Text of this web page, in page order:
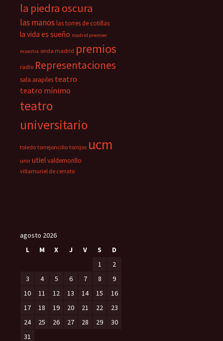
la piedra oscura
las manos las torres de cotillas
la vida es sueño madrid premier
muestra onda madrid premios
radio Representaciones
sala arapiles teatro
teatro mínimo
teatro
universitario
toledo torrejoncillo torrijos ucm
unir utielvaldemorillo
villamuriel de cerrato
agosto 2026
L
M X J V S
D
1
2
3
4 5 6 7 8
9
10
11 12 13 14 15
16
17
18 19 20 21 22
23
24
25 26 27 28 29
30
31